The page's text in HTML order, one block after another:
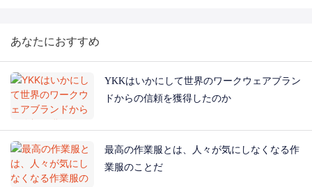
あなたにおすすめ
YKKはいかにして世界のワークウェアブラン
ドからの信頼を獲得したのか
最高の作業服とは、人々が気にしなくなる作
業服のことだ